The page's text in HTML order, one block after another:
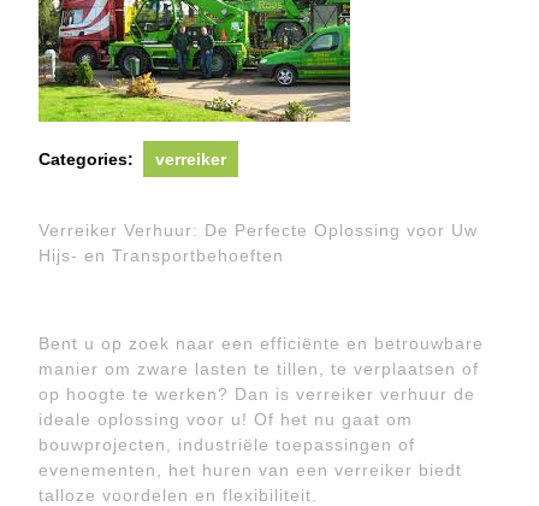
Categories: verreiker
Verreiker Verhuur: De Perfecte Oplossing voor Uw
Hijs- en Transportbehoeften
Bent u op zoek naar een efficiënte en betrouwbare
manier om zware lasten te tillen, te verplaatsen of
op hoogte te werken? Dan is verreiker verhuur de
ideale oplossing voor u! Of het nu gaat om
bouwprojecten, industriële toepassingen of
evenementen, het huren van een verreiker biedt
talloze voordelen en flexibiliteit.